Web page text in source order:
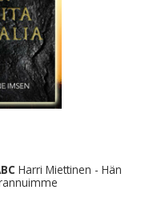
Harri Miettinen - Hän